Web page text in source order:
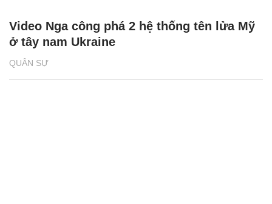
QUÂN SỰ
Video Nga công phá 2 hệ thống tên lửa Mỹ
ở tây nam Ukraine